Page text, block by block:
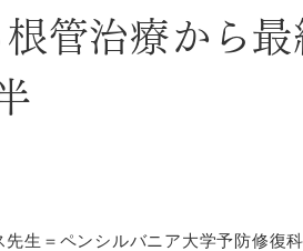
管治療から
生＝ペンシルバニア大学予防修復